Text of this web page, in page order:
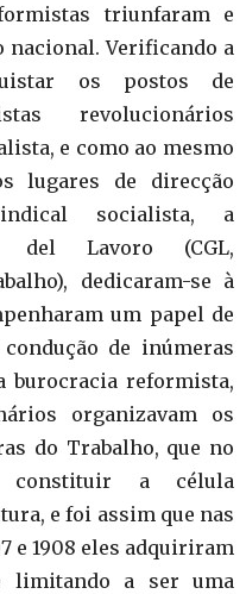
triunfaram e
Verificando a
os postos de
revolucionários
e como ao mesmo
lugares de direcção
socialista, a
del Lavoro (CGL,
dedicaram-se à
um papel de
de inúmeras
burocracia reformista,
organizavam os
do Trabalho, que no
constituir a célula
e foi assim que nas
e 1908 eles adquiriram
limitando a ser uma